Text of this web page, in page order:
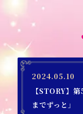
2024.05.10
【STORY】
までずっと」